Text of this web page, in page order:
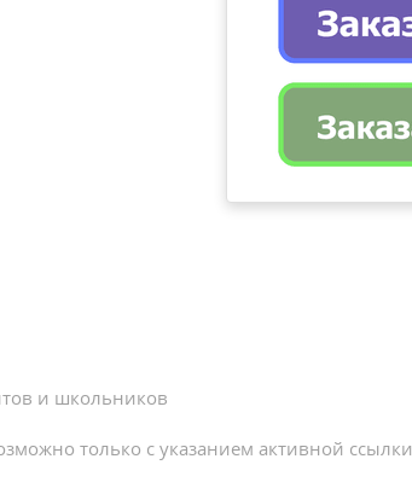
и школьников
только с указанием активной ссылки